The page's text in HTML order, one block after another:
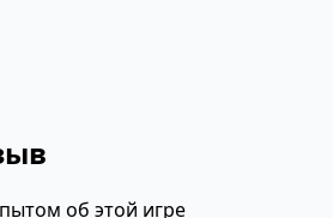
об этой игре